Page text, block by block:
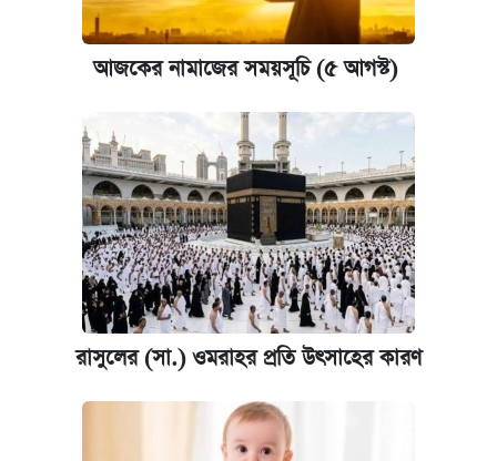
কবে শুরু হচ্ছে ঢাবির ভর্তি আবেদন, জানাল কর্তৃপক্ষ
যুক্তরাষ্ট্র থেকে আরও ২৩ বাংলাদেশিকে দেশে
ফেরত পাঠানো হলো
ইপিএস প্রকাশ করেছে ঢাকা ব্যাংক
আজকের নামাজের সময়সূচি (৫ আগস্ট)
রাসুলের (সা.) ওমরাহর প্রতি উৎসাহের কারণ